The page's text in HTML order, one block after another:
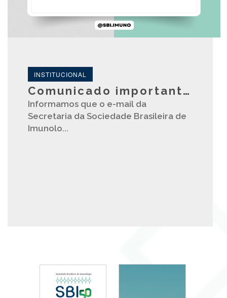
INSTITUCIONAL
Comunicado importante!
Informamos que o e-mail da
Secretaria da Sociedade Brasileira de
Imunolo...